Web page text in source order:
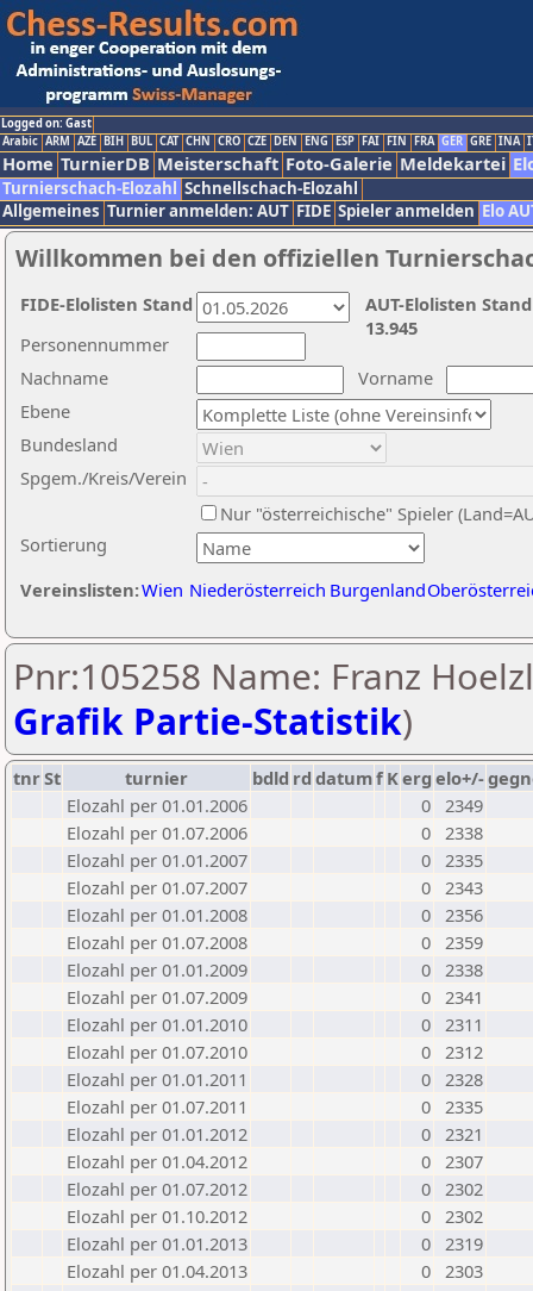
Logged on: Gast
Arabic ARM AZE BIH BUL CAT CHN CRO CZE DEN ENG ESP FAI FIN FRA GER GRE INA
Home TurnierDB Meisterschaft Foto-Galerie Meldekartei
Turnierschach-Elozahl Schnellschach-Elozahl
Allgemeines Turnier anmelden: AUT FIDE Spieler anmelden Elo
Willkommen bei den offiziellen
Nachname
Vorname
Ebene
Sortierung
Personennummer
Bundesland
Spgem./Kreis/Verein
Nur "österreichische" Spieler
Vereinslisten:Wien Niederösterreich Burgenland
AUT-Elolisten
13.945
FIDE-Elolisten Stand
Pnr:105258 Name: Franz
Grafik Partie-Statistik)
tnrSt turnier bdld rd datumf Kerg elo+/-
Elozahl per 01.01.2006
0 2349
Elozahl per 01.07.2006
0 2338
Elozahl per 01.01.2007
0 2335
Elozahl per 01.07.2007
0 2343
Elozahl per 01.01.2008
0 2356
Elozahl per 01.07.2008
0 2359
Elozahl per 01.01.2009
0 2338
Elozahl per 01.07.2009
0 2341
Elozahl per 01.01.2010
0 2311
Elozahl per 01.07.2010
0 2312
Elozahl per 01.01.2011
0 2328
Elozahl per 01.07.2011
0 2335
Elozahl per 01.01.2012
0 2321
Elozahl per 01.04.2012
0 2307
Elozahl per 01.07.2012
0 2302
Elozahl per 01.10.2012
0 2302
Elozahl per 01.01.2013
0 2319
Elozahl per 01.04.2013
0 2303